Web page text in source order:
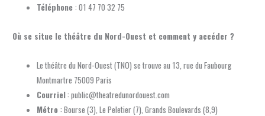
Téléphone: 01 47 70 32 75
Où se situe le théâtre du Nord-Ouest et comment y accéder ?
Le théâtre du Nord-Ouest (TNO) se trouve au 13, rue du Faubourg
Montmartre 75009 Paris
Courriel: public@theatredunordouest.com
Métro: Bourse (3), Le Peletier (7), Grands Boulevards (8,9)